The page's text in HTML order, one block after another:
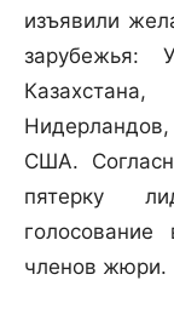
изъявили
зарубежья:
США.
пятерку
членов жюри.